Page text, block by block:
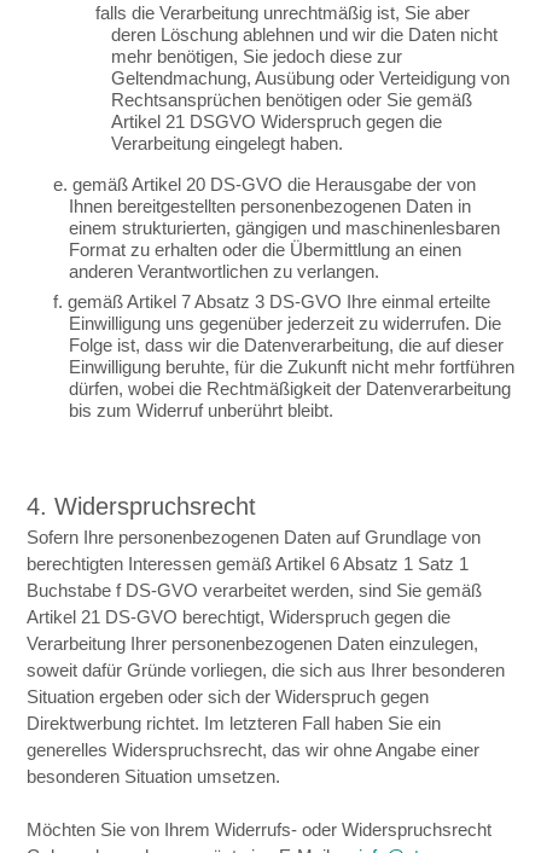
falls die Verarbeitung unrechtmäßig ist, Sie aber
deren Löschung ablehnen und wir die Daten nicht
mehr benötigen, Sie jedoch diese zur
Geltendmachung, Ausübung oder Verteidigung von
Rechtsansprüchen benötigen oder Sie gemäß
Artikel 21 DSGVO Widerspruch gegen die
Verarbeitung eingelegt haben.
e. gemäß Artikel 20 DS-GVO die Herausgabe der von
Ihnen bereitgestellten personenbezogenen Daten in
einem strukturierten, gängigen und maschinenlesbaren
Format zu erhalten oder die Übermittlung an einen
anderen Verantwortlichen zu verlangen.
f. gemäß Artikel 7 Absatz 3 DS-GVO Ihre einmal erteilte
Einwilligung uns gegenüber jederzeit zu widerrufen. Die
Folge ist, dass wir die Datenverarbeitung, die auf dieser
Einwilligung beruhte, für die Zukunft nicht mehr fortführen
dürfen, wobei die Rechtmäßigkeit der Datenverarbeitung
bis zum Widerruf unberührt bleibt.
4. Widerspruchsrecht
Sofern Ihre personenbezogenen Daten auf Grundlage von
berechtigten Interessen gemäß Artikel 6 Absatz 1 Satz 1
Buchstabe f DS-GVO verarbeitet werden, sind Sie gemäß
Artikel 21 DS-GVO berechtigt, Widerspruch gegen die
Verarbeitung Ihrer personenbezogenen Daten einzulegen,
soweit dafür Gründe vorliegen, die sich aus Ihrer besonderen
Situation ergeben oder sich der Widerspruch gegen
Direktwerbung richtet. Im letzteren Fall haben Sie ein
generelles Widerspruchsrecht, das wir ohne Angabe einer
besonderen Situation umsetzen.
Möchten Sie von Ihrem Widerrufs- oder Widerspruchsrecht